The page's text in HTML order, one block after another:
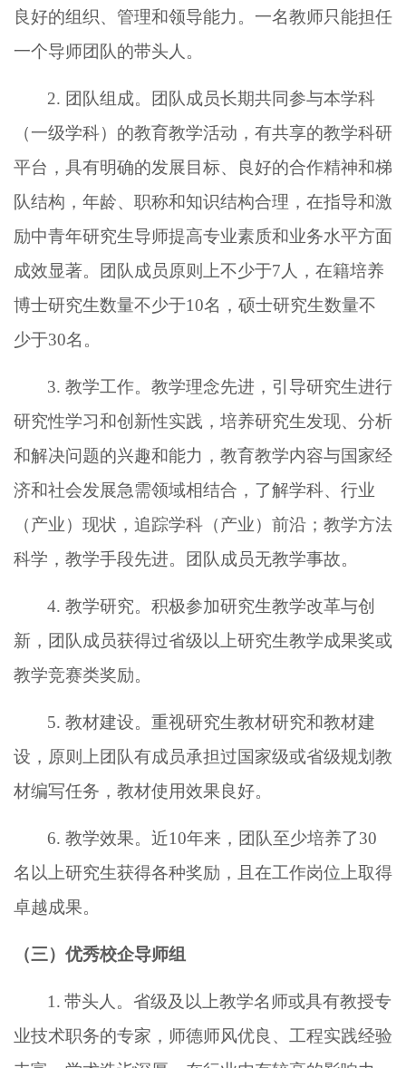
良好的组织、管理和领导能力。一名教师只能担任
一个导师团队的带头人。
2. 团队组成。团队成员长期共同参与本学科
（一级学科）的教育教学活动，有共享的教学科研
平台，具有明确的发展目标、良好的合作精神和梯
队结构，年龄、职称和知识结构合理，在指导和激
励中青年研究生导师提高专业素质和业务水平方面
成效显著。团队成员原则上不少于7人，在籍培养
博士研究生数量不少于10名，硕士研究生数量不
少于30名。
3. 教学工作。教学理念先进，引导研究生进行
研究性学习和创新性实践，培养研究生发现、分析
和解决问题的兴趣和能力，教育教学内容与国家经
济和社会发展急需领域相结合，了解学科、行业
（产业）现状，追踪学科（产业）前沿；教学方法
科学，教学手段先进。团队成员无教学事故。
4. 教学研究。积极参加研究生教学改革与创
新，团队成员获得过省级以上研究生教学成果奖或
教学竞赛类奖励。
5. 教材建设。重视研究生教材研究和教材建
设，原则上团队有成员承担过国家级或省级规划教
材编写任务，教材使用效果良好。
6. 教学效果。近10年来，团队至少培养了30
名以上研究生获得各种奖励，且在工作岗位上取得
卓越成果。
（三）优秀校企导师组
1. 带头人。省级及以上教学名师或具有教授专
业技术职务的专家，师德师风优良、工程实践经验